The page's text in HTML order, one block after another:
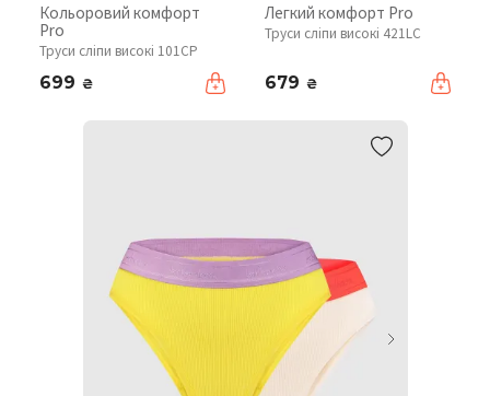
Кольоровий комфорт
Pro
Труси сліпи високі 101CP
699 ₴
Легкий комфорт Pro
Труси сліпи високі 421LC
679 ₴